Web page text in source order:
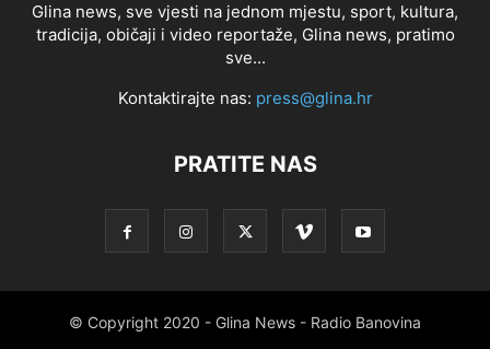
Glina news, sve vjesti na jednom mjestu, sport, kultura,
tradicija, običaji i video reportaže, Glina news, pratimo
sve...
Kontaktirajte nas: press@glina.hr
PRATITE NAS
© Copyright 2020 - Glina News - Radio Banovina